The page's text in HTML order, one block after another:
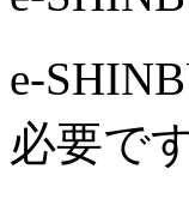
e-
必要です